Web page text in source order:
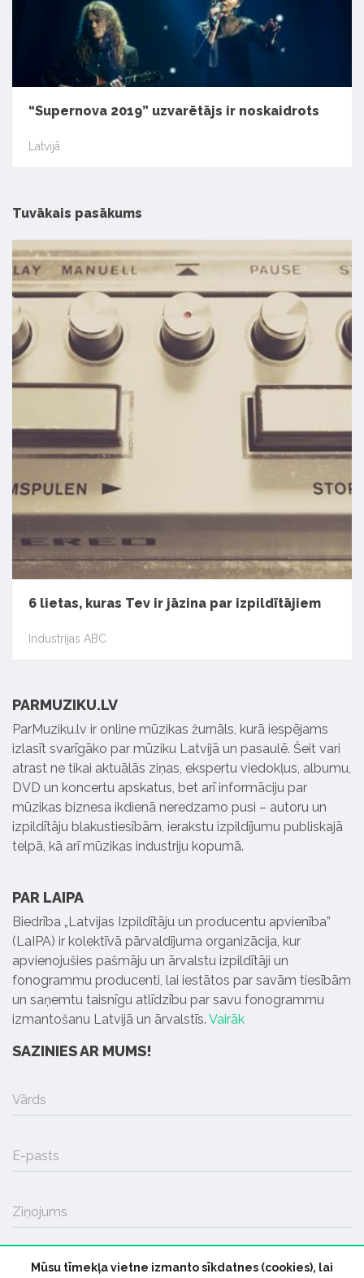
“Supernova 2019” uzvarētājs ir noskaidrots
Latvijā
Tuvākais pasākums
6 lietas, kuras Tev ir jāzina par izpildītājiem
Industrijas ABC
PARMUZIKU.LV
ParMuziku.lv ir online mūzikas žurnāls, kurā iespējams
izlasīt svarīgāko par mūziku Latvijā un pasaulē. Šeit vari
atrast ne tikai aktuālās ziņas, ekspertu viedokļus, albumu,
DVD un koncertu apskatus, bet arī informāciju par
mūzikas biznesa ikdienā neredzamo pusi – autoru un
izpildītāju blakustiesībām, ierakstu izpildījumu publiskajā
telpā, kā arī mūzikas industriju kopumā.
PAR LAIPA
Biedrība „Latvijas Izpildītāju un producentu apvienība”
(LaIPA) ir kolektīvā pārvaldījuma organizācija, kur
apvienojušies pašmāju un ārvalstu izpildītāji un
fonogrammu producenti, lai iestātos par savām tiesībām
un saņemtu taisnīgu atlīdzību par savu fonogrammu
izmantošanu Latvijā un ārvalstīs. Vairāk
SAZINIES AR MUMS!
Vārds
E-pasts
Ziņojums
Mūsu tīmekļa vietne izmanto sīkdatnes (cookies), lai